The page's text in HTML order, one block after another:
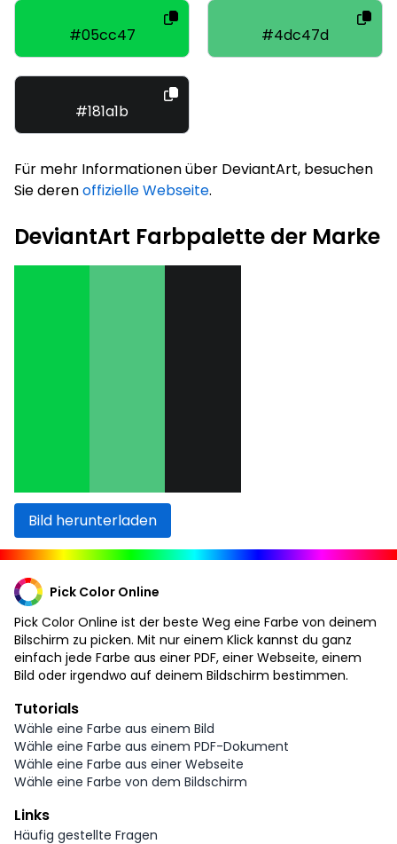
#05cc47 #4dc47d
#181a1b
Für mehr Informationen über DeviantArt, besuchen
Sie derenoffizielle Webseite.
DeviantArt Farbpalette der Marke
Bild herunterladen
Pick Color Online
Pick Color Online ist der beste Weg eine Farbe von deinem
Bilschirm zu picken. Mit nur einem Klick kannst du ganz
einfach jede Farbe aus einer PDF, einer Webseite, einem
Bild oder irgendwo auf deinem Bildschirm bestimmen.
Tutorials
Wähle eine Farbe aus einem Bild
Wähle eine Farbe aus einem PDF-Dokument
Wähle eine Farbe aus einer Webseite
Wähle eine Farbe von dem Bildschirm
Links
Häufig gestellte Fragen